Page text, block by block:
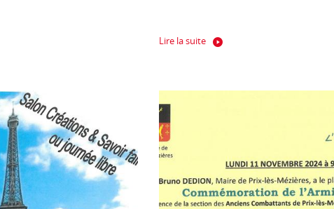
Lire la suite